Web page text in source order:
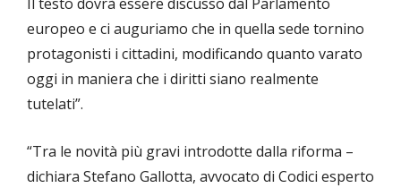
europeo e ci auguriamo che in quella sede tornino
protagonisti i cittadini, modificando quanto varato
oggi in maniera che i diritti siano realmente
tutelati”.
“Tra le novità più gravi introdotte dalla riforma –
dichiara Stefano Gallotta, avvocato di Codici esperto